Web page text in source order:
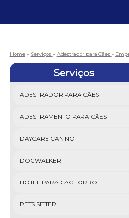
Home » Serviços » Adestrador para Cães »
Serviços
ADESTRADOR PARA CÃES
ADESTRAMENTO PARA CÃES
DAYCARE CANINO
DOGWALKER
HOTEL PARA CACHORRO
PETS SITTER